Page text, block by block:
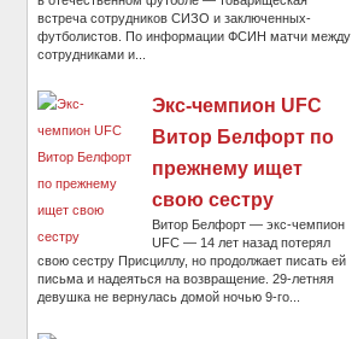
встреча сотрудников СИЗО и заключенных-
футболистов. По информации ФСИН матчи между
сотрудниками и...
Экс-чемпион UFC
Витор Белфорт по
прежнему ищет
свою сестру
Витор Белфорт — экс-чемпион
UFC — 14 лет назад потерял
свою сестру Присциллу, но продолжает писать ей
письма и надеяться на возвращение. 29-летняя
девушка не вернулась домой ночью 9-го...